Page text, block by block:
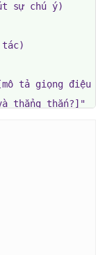
sự chú ý)
tác)
tả giọng điệu
thẳng thắn?]"